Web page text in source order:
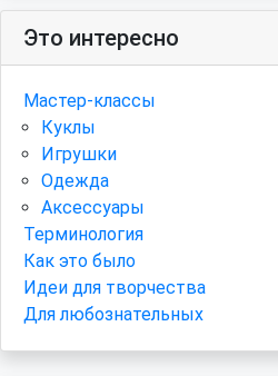
Это интересно
Мастер-классы
Куклы
Игрушки
Одежда
Аксессуары
Терминология
Как это было
Идеи для творчества
Для любознательных